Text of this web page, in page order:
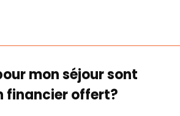
mon séjour sont
financier offert?